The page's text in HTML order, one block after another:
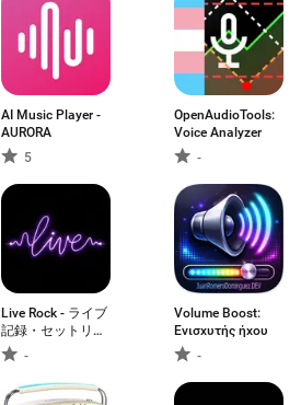
AI Music Player -
AURORA
5
OpenAudioTools:
Voice Analyzer
-
Live Rock - ライブ
記録・セットリス
ト管理
-
Volume Boost:
Ενισχυτής ήχου
-